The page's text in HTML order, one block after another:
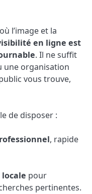
l’image et la
en ligne est
. Il ne suffit
une organisation
vous trouve,
de disposer :
, rapide
locale pour
pertinentes.